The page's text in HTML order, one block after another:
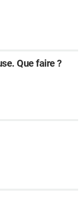
Que faire ?